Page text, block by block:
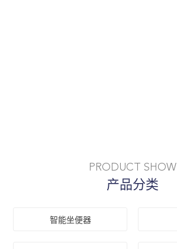
PRODUCT SHOW
产品分类
智能坐便器